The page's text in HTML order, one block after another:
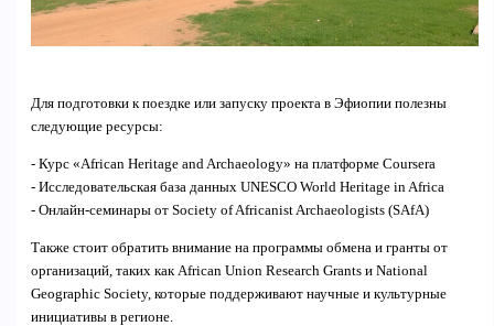
Для подготовки к поездке или запуску проекта в Эфиопии полезны
следующие ресурсы:
- Курс «African Heritage and Archaeology» на платформе Coursera
- Исследовательская база данных UNESCO World Heritage in Africa
- Онлайн-семинары от Society of Africanist Archaeologists (SAfA)
Также стоит обратить внимание на программы обмена и гранты от
организаций, таких как African Union Research Grants и National
Geographic Society, которые поддерживают научные и культурные
инициативы в регионе.